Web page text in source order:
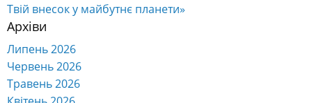
Твій внесок у майбутнє планети»
Архіви
Липень 2026
Червень 2026
Травень 2026